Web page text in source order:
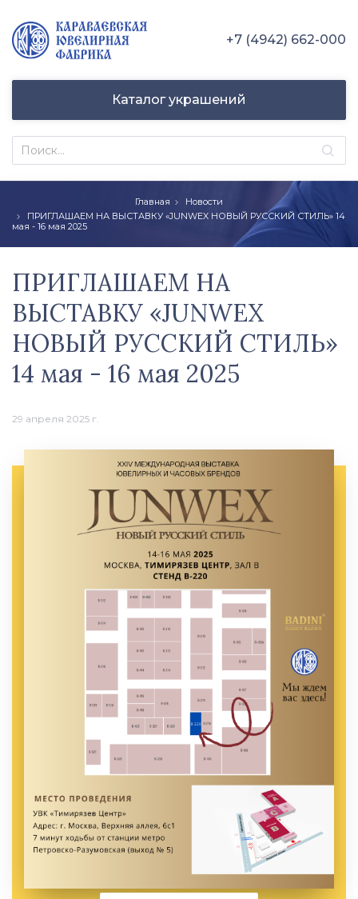
+7 (4942) 662-000
Каталог украшений
Главная
Новости
ПРИГЛАШАЕМ НА ВЫСТАВКУ «JUNWEX НОВЫЙ РУССКИЙ СТИЛЬ» 14
мая - 16 мая 2025
ПРИГЛАШАЕМ НА
ВЫСТАВКУ «JUNWEX
НОВЫЙ РУССКИЙ СТИЛЬ»
14 мая - 16 мая 2025
29 апреля 2025 г.